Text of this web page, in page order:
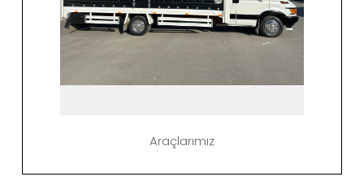
Araçlarımız